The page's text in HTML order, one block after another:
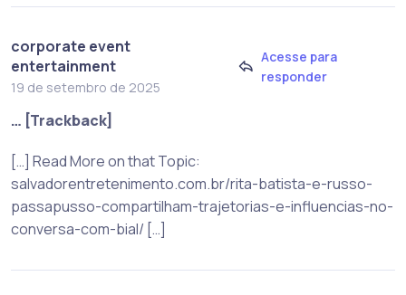
corporate event
entertainment
19 de setembro de 2025
Acesse para
responder
… [Trackback]
[…] Read More on that Topic:
salvadorentretenimento.com.br/rita-batista-e-russo-
passapusso-compartilham-trajetorias-e-influencias-no-
conversa-com-bial/ […]